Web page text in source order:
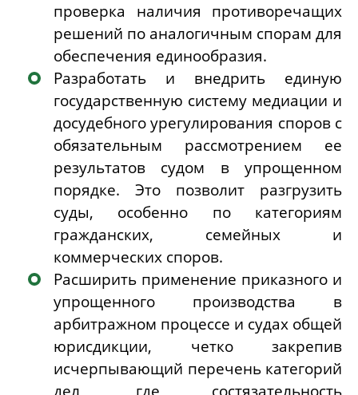
проверка наличия противоречащих
решений по аналогичным спорам для
обеспечения единообразия.
Разработать и внедрить единую
государственную систему медиации и
досудебного урегулирования споровс
обязательным рассмотрением ее
результатов судом в упрощенном
порядке. Это позволит разгрузить
суды, особенно по категориям
гражданских, семейных и
коммерческих споров.
Расширить применение приказного и
упрощенного производства в
арбитражном процессе и судах общей
юрисдикции, четко закрепив
исчерпывающий перечень категорий
дел, где состязательность